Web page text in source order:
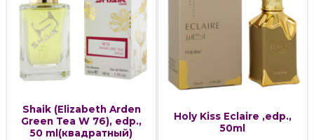
Shaik (Elizabeth Arden
Green Tea W 76), edp.,
50 ml(квадратный)
Holy Kiss Eclaire ,edp.,
50ml